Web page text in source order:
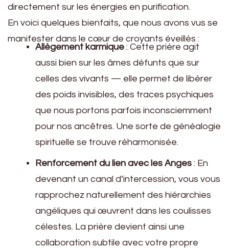
directement sur les énergies en purification.
En voici quelques bienfaits, que nous avons vus se
manifester dans le cœur de croyants éveillés :
Allègement karmique : Cette prière agit
aussi bien sur les âmes défunts que sur
celles des vivants — elle permet de libérer
des poids invisibles, des traces psychiques
que nous portons parfois inconsciemment
pour nos ancêtres. Une sorte de généalogie
spirituelle se trouve réharmonisée.
Renforcement du lien avec les Anges : En
devenant un canal d’intercession, vous vous
rapprochez naturellement des hiérarchies
angéliques qui œuvrent dans les coulisses
célestes. La prière devient ainsi une
collaboration subtile avec votre propre